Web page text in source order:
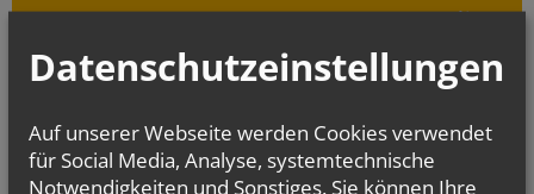
Evangelium
Mt 16, 24-28
Um welchen Preis kann ein Mensch sein Leben zurückkaufen?
Datenschutzeinstellungen
Auf unserer Webseite werden Cookies verwendet
für Social Media, Analyse, systemtechnische
Notwendigkeiten und Sonstiges. Sie können Ihre